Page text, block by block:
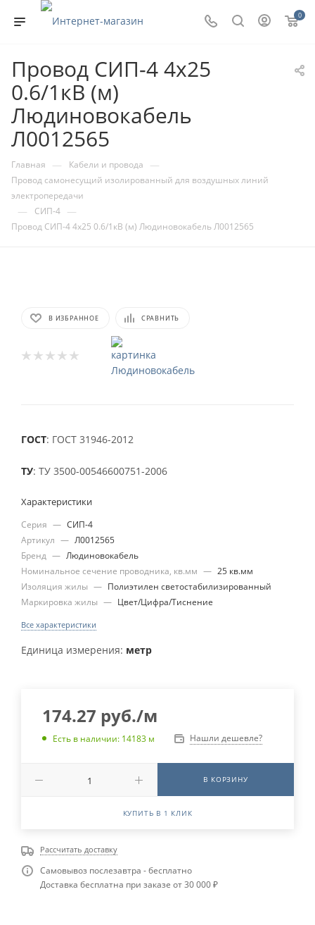
0
Провод СИП-4 4х25
0.6/1кВ (м)
Людиновокабель
Л0012565
Главная — Кабели и провода —
Провод самонесущий изолированный для воздушных линий
электропередачи
— СИП-4 —
Провод СИП-4 4х25 0.6/1кВ (м) Людиновокабель Л0012565
В ИЗБРАННОЕ СРАВНИТЬ
ГОСТ: ГОСТ 31946-2012
ТУ: ТУ 3500-00546600751-2006
Характеристики
Серия — СИП-4
Артикул — Л0012565
Бренд — Людиновокабель
Номинальное сечение проводника, кв.мм — 25 кв.мм
Изоляция жилы — Полиэтилен светостабилизированный
Маркировка жилы — Цвет/Цифра/Тиснение
Все характеристики
Единица измерения: метр
174.27 руб./м
Есть в наличии: 14183 м Нашли дешевле?
В КОРЗИНУ
КУПИТЬ В 1 КЛИК
Рассчитать доставку
Самовывоз послезавтра - бесплатно
Доставка бесплатна при заказе от 30 000 ₽